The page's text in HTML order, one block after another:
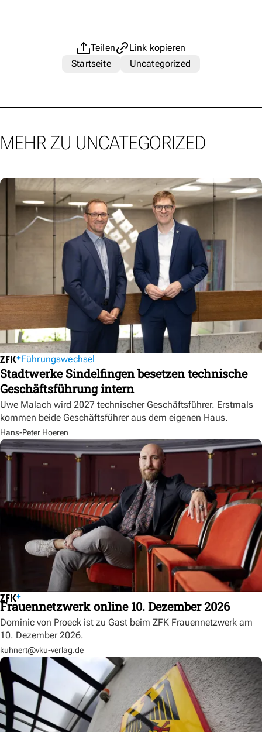
Teilen
Link kopieren
Startseite
Uncategorized
MEHR ZU UNCATEGORIZED
Führungswechsel
Stadtwerke Sindelfingen besetzen technische
Geschäftsführung intern
Uwe Malach wird 2027 technischer Geschäftsführer. Erstmals
kommen beide Geschäftsführer aus dem eigenen Haus.
Hans-Peter Hoeren
Frauennetzwerk online 10. Dezember 2026
Dominic von Proeck ist zu Gast beim ZFK Frauennetzwerk am
10. Dezember 2026.
kuhnert@vku-verlag.de